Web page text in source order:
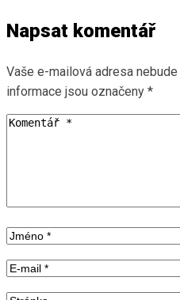
Napsat komentář
Vaše e-mailová adresa nebude
informace jsou označeny *